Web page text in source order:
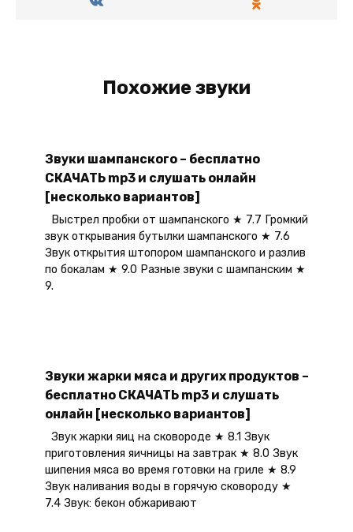
Похожие звуки
Звуки шампанского – бесплатно
СКАЧАТЬ mp3 и слушать онлайн
[несколько вариантов]
Выстрел пробки от шампанского ★ 7.7 Громкий
звук открывания бутылки шампанского ★ 7.6
Звук открытия штопором шампанского и разлив
по бокалам ★ 9.0 Разные звуки с шампанским ★
9.
Звуки жарки мяса и других продуктов –
бесплатно СКАЧАТЬ mp3 и слушать
онлайн [несколько вариантов]
Звук жарки яиц на сковороде ★ 8.1 Звук
приготовления яичницы на завтрак ★ 8.0 Звук
шипения мяса во время готовки на гриле ★ 8.9
Звук наливания воды в горячую сковороду ★
7.4 Звук: бекон обжаривают